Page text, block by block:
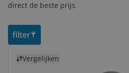
direct de beste prijs.
filter
Vergelijken